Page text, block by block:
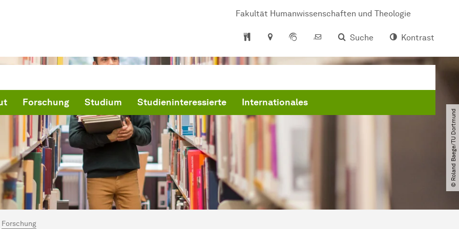
Fakultät Humanwissenschaften und Theologie
Suche
Kontrast
Forschung Studium Studieninteressierte Internationales
© Roland Baege​/​TU Dortmund
hier:
Forschung